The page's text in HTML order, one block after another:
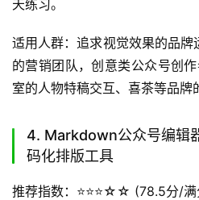
天练习。
适用人群：追求视觉效果的品
的营销团队，创意类公众号创
室的人物特稿交互、喜茶等品牌
4. Markdown公众号编辑
码化排版工具
推荐指数：⭐️⭐️⭐️☆☆ (78.5分/满